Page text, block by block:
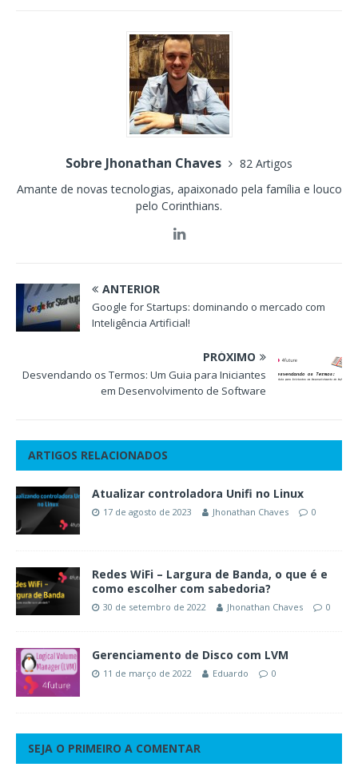
Sobre Jhonathan Chaves
82 Artigos
Amante de novas tecnologias, apaixonado pela família e louco
pelo Corinthians.
ANTERIOR
Google for Startups: dominando o mercado com
Inteligência Artificial!
PRÓXIMO
Desvendando os Termos: Um Guia para Iniciantes
em Desenvolvimento de Software
ARTIGOS RELACIONADOS
Atualizar controladora Unifi no Linux
17 de agosto de 2023 Jhonathan Chaves 0
Redes WiFi – Largura de Banda, o que é e
como escolher com sabedoria?
30 de setembro de 2022 Jhonathan Chaves 0
Gerenciamento de Disco com LVM
11 de março de 2022 Eduardo 0
SEJA O PRIMEIRO A COMENTAR